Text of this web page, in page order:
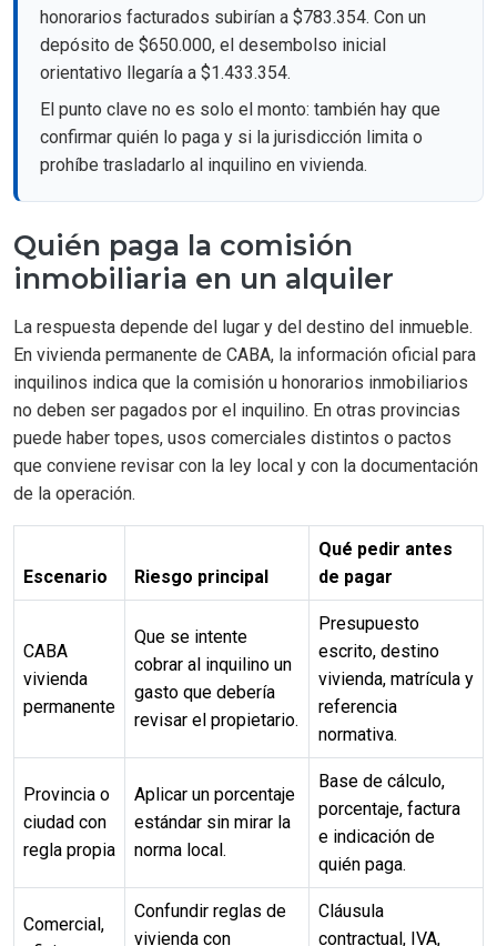
honorarios facturados subirían a $783.354. Con un
depósito de $650.000, el desembolso inicial
orientativo llegaría a $1.433.354.
El punto clave no es solo el monto: también hay que
confirmar quién lo paga y si la jurisdicción limita o
prohíbe trasladarlo al inquilino en vivienda.
Quién paga la comisión
inmobiliaria en un alquiler
La respuesta depende del lugar y del destino del inmueble.
En vivienda permanente de CABA, la información oficial para
inquilinos indica que la comisión u honorarios inmobiliarios
no deben ser pagados por el inquilino. En otras provincias
puede haber topes, usos comerciales distintos o pactos
que conviene revisar con la ley local y con la documentación
de la operación.
Escenario Riesgo principal
Qué pedir antes
de pagar
CABA
vivienda
permanente
Que se intente
cobrar al inquilino un
gasto que debería
revisar el propietario.
Presupuesto
escrito, destino
vivienda, matrícula y
referencia
normativa.
Provincia o
ciudad con
regla propia
Aplicar un porcentaje
estándar sin mirar la
norma local.
Base de cálculo,
porcentaje, factura
e indicación de
quién paga.
Comercial,
Confundir reglas de
vivienda con
Cláusula
contractual, IVA,